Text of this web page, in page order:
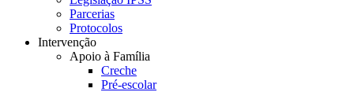
Parcerias
Protocolos
Intervenção
Apoio à Família
Creche
Pré-escolar